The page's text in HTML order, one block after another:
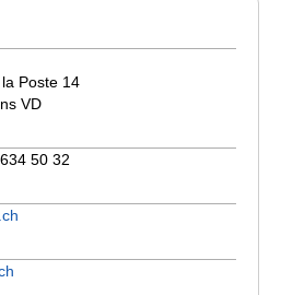
Poste 14
VD
50 32